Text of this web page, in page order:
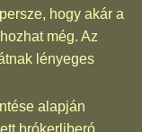
hogy akár a
még. Az
lényeges
alapján
brókerliberó,